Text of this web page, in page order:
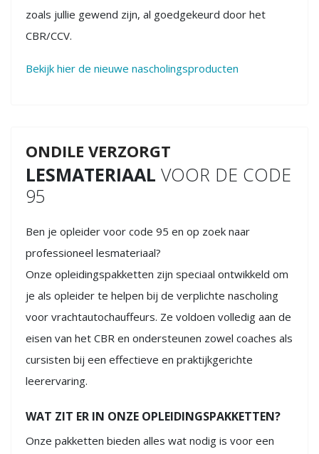
zoals jullie gewend zijn, al goedgekeurd door het
CBR/CCV.
Bekijk hier de nieuwe nascholingsproducten
ONDILE VERZORGT
LESMATERIAAL VOOR DE CODE
95
Ben je opleider voor code 95 en op zoek naar
professioneel lesmateriaal?
Onze opleidingspakketten zijn speciaal ontwikkeld om
je als opleider te helpen bij de verplichte nascholing
voor vrachtautochauffeurs. Ze voldoen volledig aan de
eisen van het CBR en ondersteunen zowel coaches als
cursisten bij een effectieve en praktijkgerichte
leerervaring.
WAT ZIT ER IN ONZE OPLEIDINGSPAKKETTEN?
Onze pakketten bieden alles wat nodig is voor een